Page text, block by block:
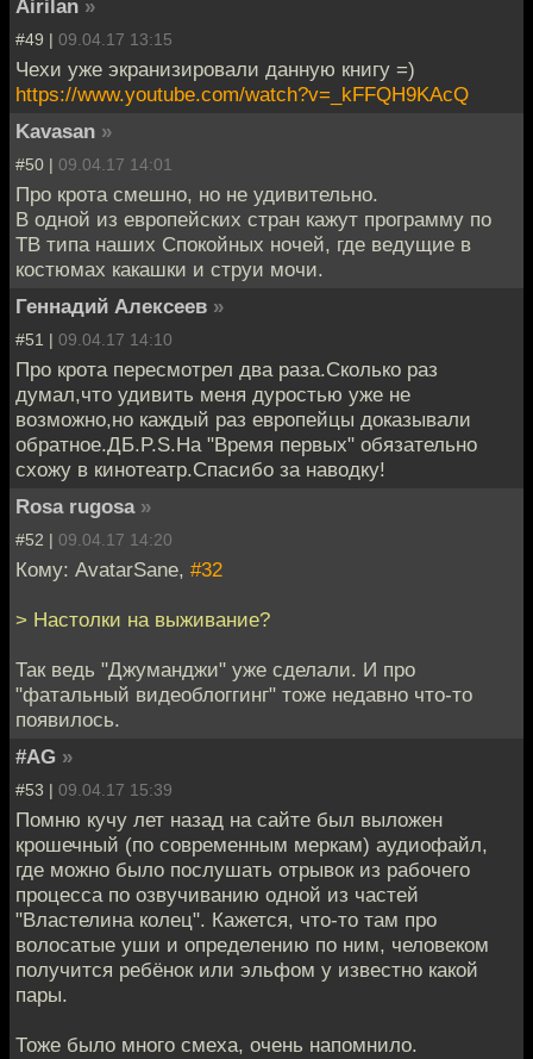
Airilan »
#49 | 09.04.17 13:15
Чехи уже экранизировали данную книгу =)
https://www.youtube.com/watch?v=_kFFQH9KAcQ
Kavasan »
#50 | 09.04.17 14:01
Про крота смешно, но не удивительно.
В одной из европейских стран кажут программу по
ТВ типа наших Спокойных ночей, где ведущие в
костюмах какашки и струи мочи.
Геннадий Алексеев »
#51 | 09.04.17 14:10
Про крота пересмотрел два раза.Сколько раз
думал,что удивить меня дуростью уже не
возможно,но каждый раз европейцы доказывали
обратное.ДБ.P.S.На "Время первых" обязательно
схожу в кинотеатр.Спасибо за наводку!
Rosa rugosa »
#52 | 09.04.17 14:20
Кому: AvatarSane, #32
> Настолки на выживание?
Так ведь "Джуманджи" уже сделали. И про
"фатальный видеоблоггинг" тоже недавно что-то
появилось.
#AG »
#53 | 09.04.17 15:39
Помню кучу лет назад на сайте был выложен
крошечный (по современным меркам) аудиофайл,
где можно было послушать отрывок из рабочего
процесса по озвучиванию одной из частей
"Властелина колец". Кажется, что-то там про
волосатые уши и определению по ним, человеком
получится ребёнок или эльфом у известно какой
пары.
Тоже было много смеха, очень напомнило.